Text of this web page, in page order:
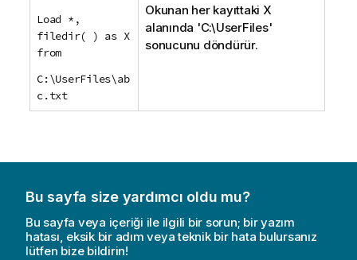
Load *,
filedir( ) as X
from
C:\UserFiles\ab
c.txt
Okunan her kayıttaki X
alanında 'C:\UserFiles'
sonucunu döndürür.
Bu sayfa size yardımcı oldu mu?
Bu sayfa veya içeriği ile ilgili bir sorun; bir yazım
hatası, eksik bir adım veya teknik bir hata bulursanız
lütfen bize bildirin!